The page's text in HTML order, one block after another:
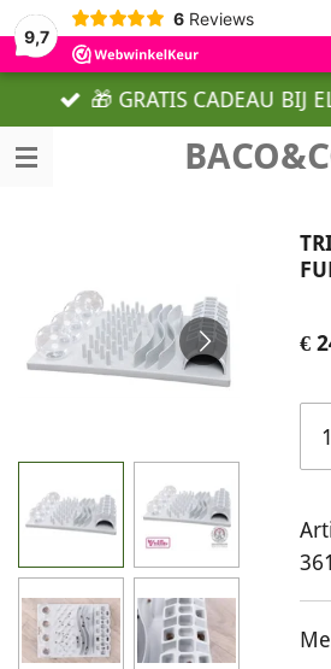
9,7
6 Reviews
🎁 GRATIS CADEAU BIJ
€